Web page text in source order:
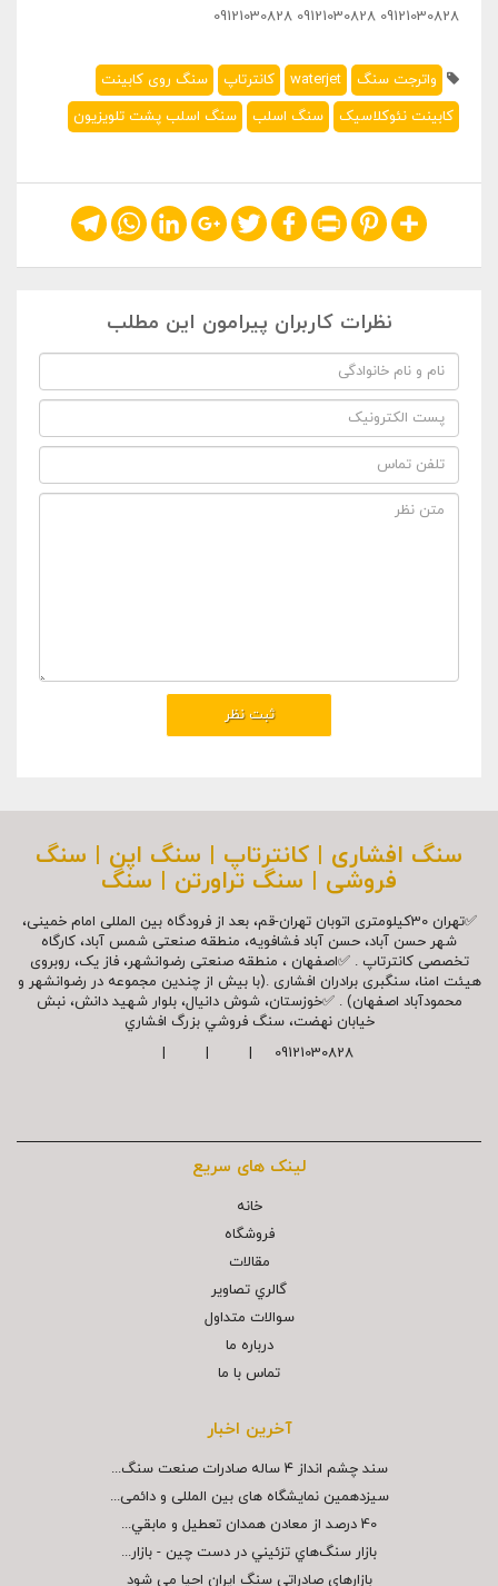
09121030828 09121030828 09121030828
واترجت سنگ waterjet کانترتاپ
سنگ روی کابینت
کابینت نئوکلاسیک
سنگ اسلب سنگ اسلب پشت تلویزیون
Share
Pinterest
Print
Facebook
Twitter
Google+
LinkedIn
WhatsApp
Telegram
نظرات کاربران پیرامون این مطلب
سنگ افشاری | کانترتاپ | سنگ اپن | سنگ
فروشی | سنگ تراورتن | سنگ
✅تهران 30کیلومتری اتوبان تهران-قم، بعد از فرودگاه بین المللی امام خمینی،
شهر حسن آباد، حسن آباد فشافویه، منطقه صنعتی شمس آباد، کارگاه
تخصصی کانترتاپ . ✅اصفهان ، منطقه صنعتی رضوانشهر، فاز یک، روبروی
هیئت امنا، سنگبری برادران افشاری .(با بیش از چندین مجموعه در رضوانشهر و
محمودآباد اصفهان) . ✅خوزستان، شوش دانیال، بلوار شهيد دانش، نبش
خیابان نهضت، سنگ فروشي بزرگ افشاري
09121030828 | | |
لینک های سریع
خانه
فروشگاه
مقالات
گالري تصاوير
سوالات متداول
درباره ما
تماس با ما
آخرین اخبار
سند چشم انداز ۴ ساله صادرات صنعت سنگ...
سیزدهمین نمایشگاه های بین المللی و دائمی...
40 درصد از معادن همدان تعطيل و مابقي...
بازار سنگ‌هاي تزئيني در دست چين - بازار...
بازارهاي صادراتي سنگ ايران احيا مي شود